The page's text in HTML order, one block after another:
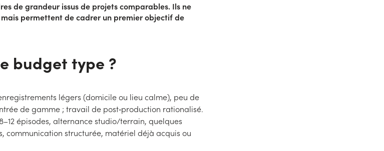
de grandeur issus de projets comparables. Ils ne
permettent de cadrer un premier objectif de
budget type ?
légers (domicile ou lieu calme), peu de
de gamme ; travail de post‑production rationalisé.
épisodes, alternance studio/terrain, quelques
communication structurée, matériel déjà acquis ou